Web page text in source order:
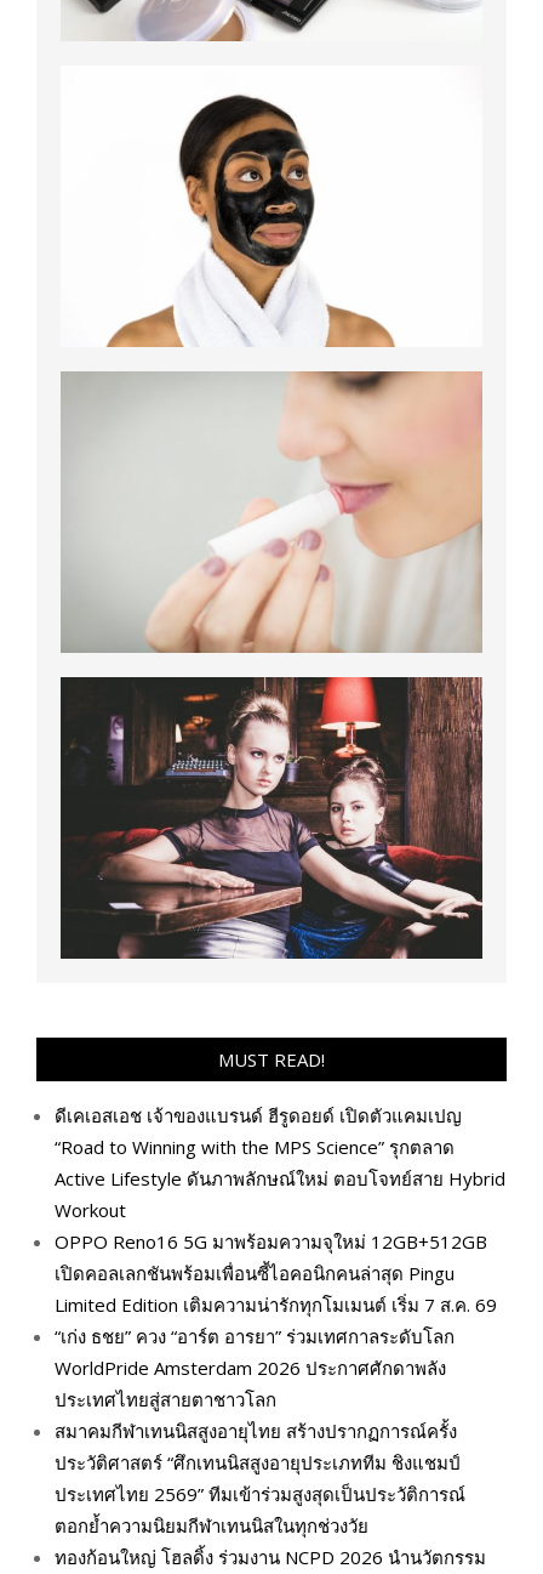
MUST READ!
ดีเคเอสเอช เจ้าของแบรนด์ ฮีรูดอยด์ เปิดตัวแคมเปญ
“Road to Winning with the MPS Science” รุกตลาด
Active Lifestyle ดันภาพลักษณ์ใหม่ ตอบโจทย์สาย Hybrid
Workout
OPPO Reno16 5G มาพร้อมความจุใหม่ 12GB+512GB
เปิดคอลเลกชันพร้อมเพื่อนซี้ไอคอนิกคนล่าสุด Pingu
Limited Edition เติมความน่ารักทุกโมเมนต์ เริ่ม 7 ส.ค. 69
“เก่ง ธชย” ควง “อาร์ต อารยา” ร่วมเทศกาลระดับโลก
WorldPride Amsterdam 2026 ประกาศศักดาพลัง
ประเทศไทยสู่สายตาชาวโลก
สมาคมกีฬาเทนนิสสูงอายุไทย สร้างปรากฏการณ์ครั้ง
ประวัติศาสตร์ “ศึกเทนนิสสูงอายุประเภททีม ชิงแชมป์
ประเทศไทย 2569” ทีมเข้าร่วมสูงสุดเป็นประวัติการณ์
ตอกย้ำความนิยมกีฬาเทนนิสในทุกช่วงวัย
ทองก้อนใหญ่ โฮลดิ้ง ร่วมงาน NCPD 2026 นำนวัตกรรม